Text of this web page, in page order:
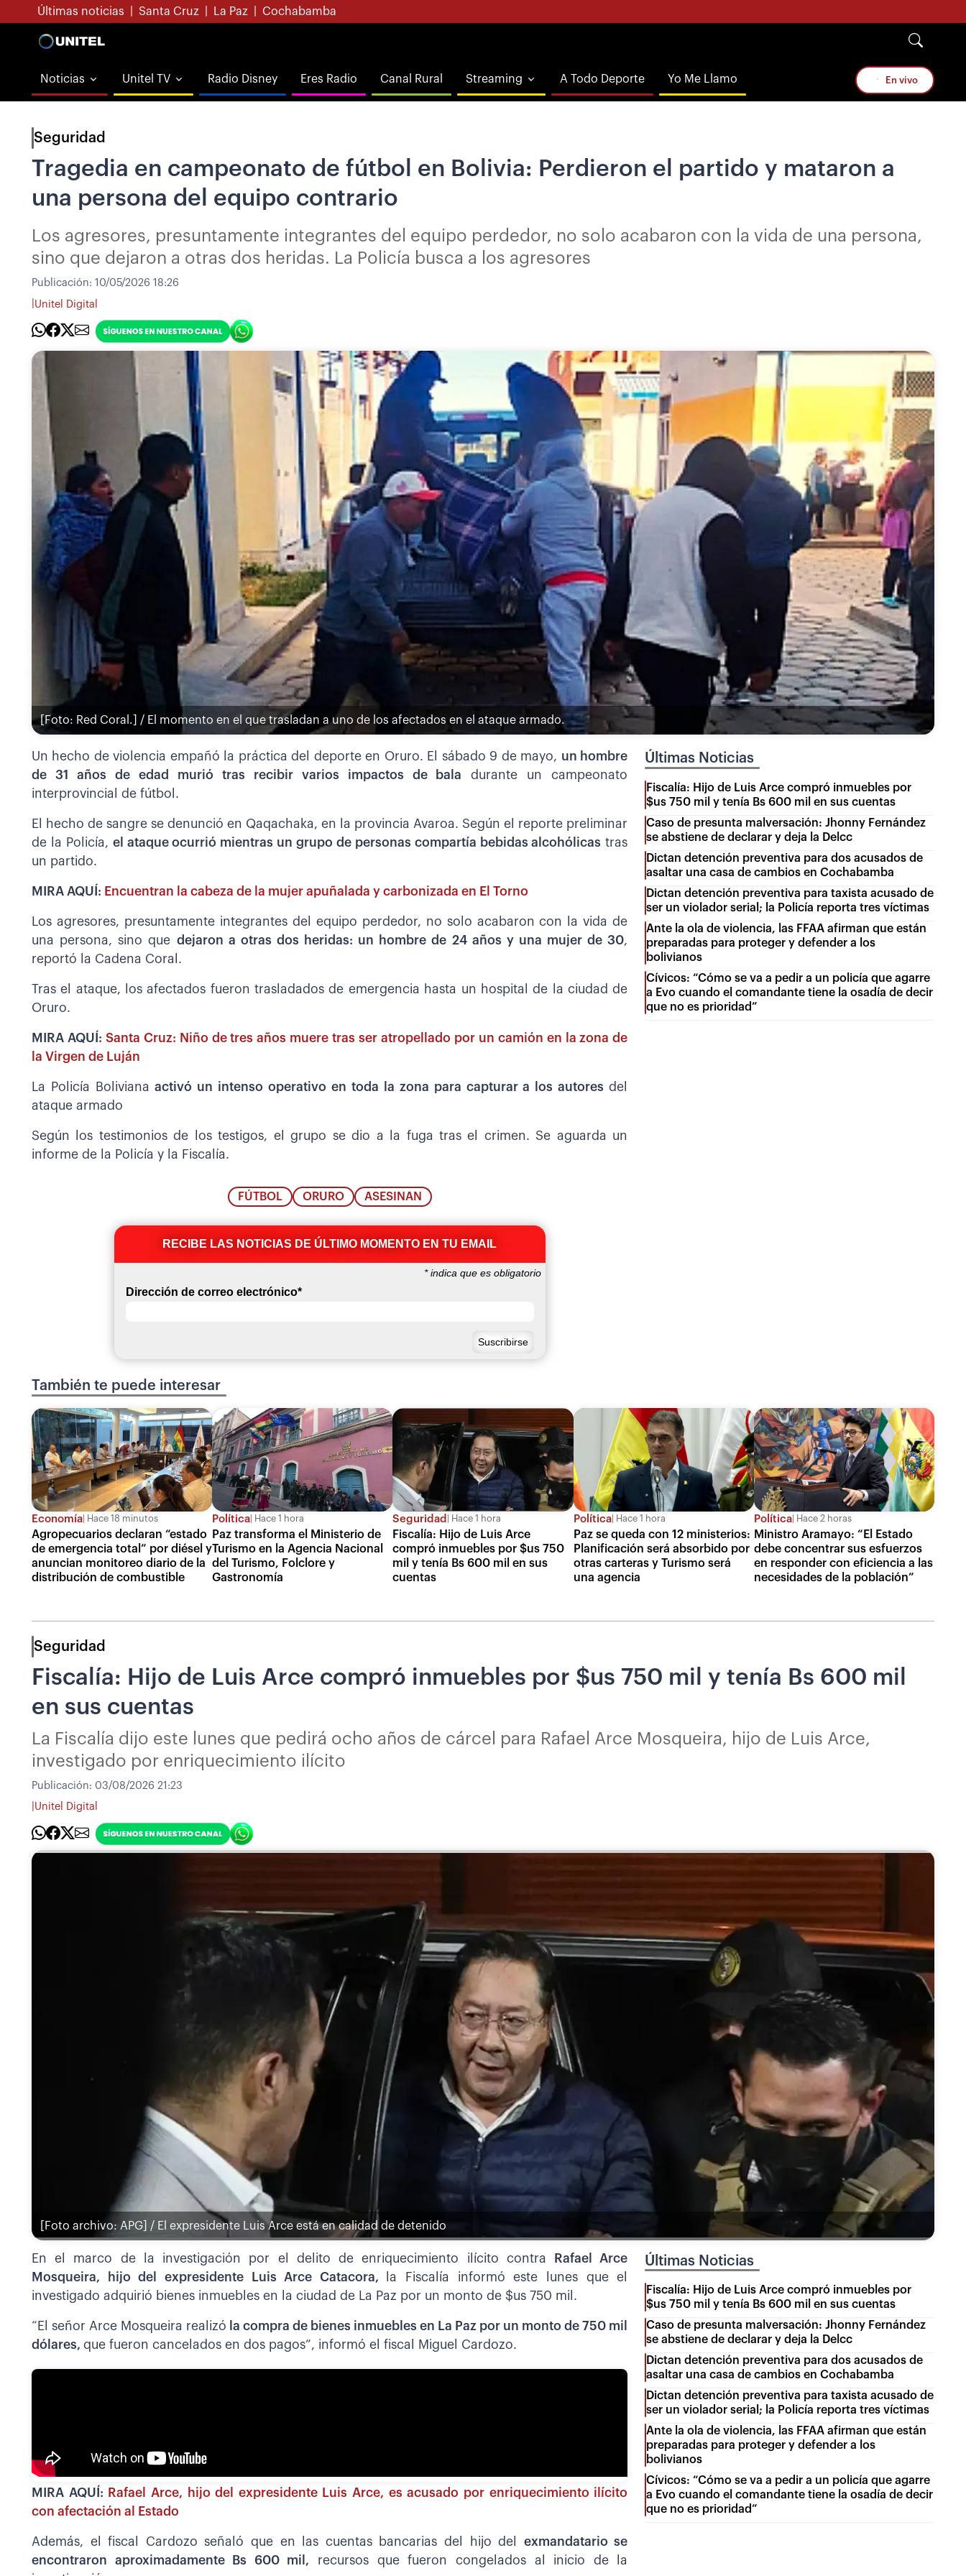
Últimas noticias Santa Cruz La Paz Cochabamba
Noticias Unitel TV Radio Disney Eres Radio Canal Rural Streaming A Todo Deporte Yo Me Llamo En vivo
Seguridad
Tragedia en campeonato de fútbol en Bolivia: Perdieron el partido y mataron a
una persona del equipo contrario
Los agresores, presuntamente integrantes del equipo perdedor, no solo acabaron con la vida de una persona,
sino que dejaron a otras dos heridas. La Policía busca a los agresores
Publicación: 10/05/2026 18:26
Unitel Digital
[Foto: Red Coral.] / El momento en el que trasladan a uno de los afectados en el ataque armado.
Un hecho de violencia empañó la práctica del deporte en Oruro. El sábado 9 de mayo, un hombre
de 31 años de edad murió tras recibir varios impactos de bala durante un campeonato
interprovincial de fútbol.
El hecho de sangre se denunció en Qaqachaka, en la provincia Avaroa. Según el reporte preliminar
de la Policía, el ataque ocurrió mientras un grupo de personas compartía bebidas alcohólicas tras
un partido.
MIRA AQUÍ: Encuentran la cabeza de la mujer apuñalada y carbonizada en El Torno
Los agresores, presuntamente integrantes del equipo perdedor, no solo acabaron con la vida de
una persona, sino que dejaron a otras dos heridas: un hombre de 24 años y una mujer de 30,
reportó la Cadena Coral.
Tras el ataque, los afectados fueron trasladados de emergencia hasta un hospital de la ciudad de
Oruro.
MIRA AQUÍ: Santa Cruz: Niño de tres años muere tras ser atropellado por un camión en la zona de
la Virgen de Luján
La Policía Boliviana activó un intenso operativo en toda la zona para capturar a los autoresdel
ataque armado
Según los testimonios de los testigos, el grupo se dio a la fuga tras el crimen. Se aguarda un
informe de la Policía y la Fiscalía.
FÚTBOL ORURO ASESINAN
RECIBE LAS NOTICIAS DE ÚLTIMO MOMENTO EN TU EMAIL
*indica que es obligatorio
Dirección de correo electrónico*
Últimas Noticias
Fiscalía: Hijo de Luis Arce compró inmuebles por
$us 750 mil y tenía Bs 600 mil en sus cuentas
Caso de presunta malversación: Jhonny Fernández
se abstiene de declarar y deja la Delcc
Dictan detención preventiva para dos acusados de
asaltar una casa de cambios en Cochabamba
Dictan detención preventiva para taxista acusado de
ser un violador serial; la Policía reporta tres víctimas
Ante la ola de violencia, las FFAA afirman que están
preparadas para proteger y defender a los
bolivianos
Cívicos: “Cómo se va a pedir a un policía que agarre
a Evo cuando el comandante tiene la osadía de decir
que no es prioridad”
También te puede interesar
Economía Hace 18 minutos
Agropecuarios declaran “estado
de emergencia total” por diésel y
anuncian monitoreo diario de la
distribución de combustible
Política Hace 1 hora
Paz transforma el Ministerio de
Turismo en la Agencia Nacional
del Turismo, Folclore y
Gastronomía
Seguridad Hace 1 hora
Fiscalía: Hijo de Luis Arce
compró inmuebles por $us 750
mil y tenía Bs 600 mil en sus
cuentas
Política Hace 1 hora
Paz se queda con 12 ministerios:
Planificación será absorbido por
otras carteras y Turismo será
una agencia
Política Hace 2 horas
Ministro Aramayo: “El Estado
debe concentrar sus esfuerzos
en responder con eficiencia a las
necesidades de la población”
Seguridad
Fiscalía: Hijo de Luis Arce compró inmuebles por $us 750 mil y tenía Bs 600 mil
en sus cuentas
La Fiscalía dijo este lunes que pedirá ocho años de cárcel para Rafael Arce Mosqueira, hijo de Luis Arce,
investigado por enriquecimiento ilícito
Publicación: 03/08/2026 21:23
Unitel Digital
[Foto archivo: APG] / El expresidente Luis Arce está en calidad de detenido
En el marco de la investigación por el delito de enriquecimiento ilícito contra
Rafael Arce
Mosqueira, hijo del expresidente Luis Arce Catacora,
la Fiscalía informó este lunes que el
investigado adquirió bienes inmuebles en la ciudad de La Paz por un monto de $us 750 mil.
“El señor Arce Mosqueira realizó la compra de bienes inmuebles en La Paz por un monto de 750 mil
dólares, que fueron cancelados en dos pagos”, informó el fiscal Miguel Cardozo.
MIRA AQUÍ: Rafael Arce, hijo del expresidente Luis Arce, es acusado por enriquecimiento ilícito
con afectación al Estado
Además, el fiscal Cardozo señaló que en las cuentas bancarias del hijo del exmandatario se
encontraron aproximadamente Bs 600 mil, recursos que fueron congelados al inicio de la
Últimas Noticias
Fiscalía: Hijo de Luis Arce compró inmuebles por
$us 750 mil y tenía Bs 600 mil en sus cuentas
Caso de presunta malversación: Jhonny Fernández
se abstiene de declarar y deja la Delcc
Dictan detención preventiva para dos acusados de
asaltar una casa de cambios en Cochabamba
Dictan detención preventiva para taxista acusado de
ser un violador serial; la Policía reporta tres víctimas
Ante la ola de violencia, las FFAA afirman que están
preparadas para proteger y defender a los
bolivianos
Cívicos: “Cómo se va a pedir a un policía que agarre
a Evo cuando el comandante tiene la osadía de decir
que no es prioridad”